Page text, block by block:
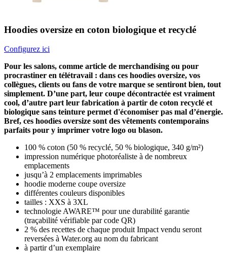
Hoodies oversize en coton biologique et recyclé
Configurez ici
Pour les salons, comme article de merchandising ou pour
procrastiner en télétravail : dans ces hoodies oversize, vos
collègues, clients ou fans de votre marque se sentiront bien, tout
simplement. D’une part, leur coupe décontractée est vraiment
cool, d’autre part leur fabrication à partir de coton recyclé et
biologique sans teinture permet d'économiser pas mal d’énergie.
Bref, ces hoodies oversize sont des vêtements contemporains
parfaits pour y imprimer votre logo ou blason.
100 % coton (50 % recyclé, 50 % biologique, 340 g/m²)
impression numérique photoréaliste à de nombreux
emplacements
jusqu’à 2 emplacements imprimables
hoodie moderne coupe oversize
différentes couleurs disponibles
tailles : XXS à 3XL
technologie AWARE™ pour une durabilité garantie
(traçabilité vérifiable par code QR)
2 % des recettes de chaque produit Impact vendu seront
reversées à Water.org au nom du fabricant
à partir d’un exemplaire